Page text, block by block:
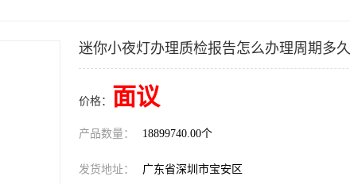
迷你小夜灯办理质检报告怎么办理周期多久
价格： 面议
产品数量： 18899740.00个
发货地址： 广东省深圳市宝安区